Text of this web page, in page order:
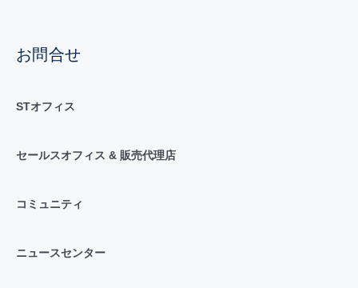
お問合せ
STオフィス
セールスオフィス & 販売代理店
コミュニティ
ニュースセンター